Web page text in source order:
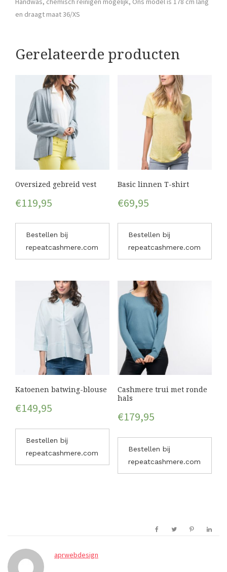
en draagt maat 36/XS
Gerelateerde producten
Oversized gebreid vest
€119,95
Bestellen bij
repeatcashmere.com
Basic linnen T-shirt
€69,95
Bestellen bij
repeatcashmere.com
Katoenen batwing-blouse
€149,95
Bestellen bij
repeatcashmere.com
Cashmere trui met ronde
hals
€179,95
Bestellen bij
repeatcashmere.com
aprwebdesign